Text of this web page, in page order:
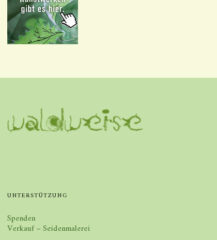
UNTERSTÜTZUNG
Spenden
Verkauf – Seidenmalerei